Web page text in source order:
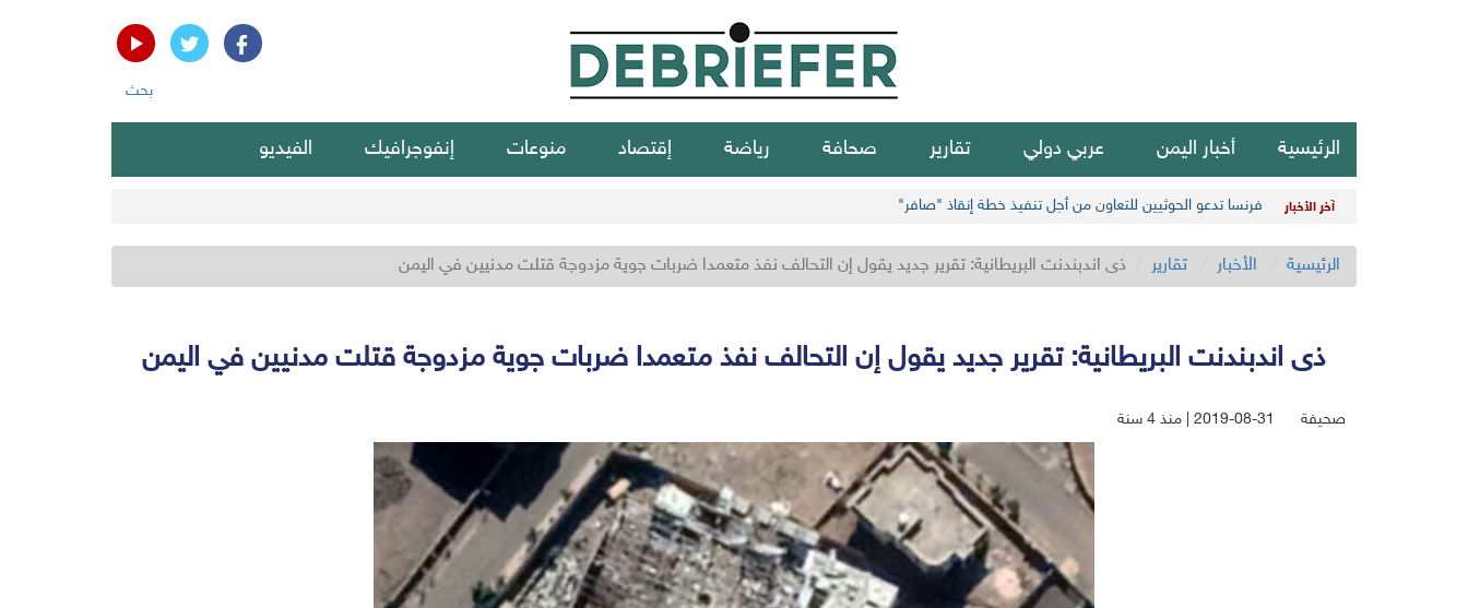
بحث
الرئيسية أخبار اليمن عربي دولي تقارير صحافة رياضة إقتصاد منوعات إنفوجرافيك الفيديو
آخر الأخبار فرنسا تدعو الحوثيين للتعاون من أجل تنفيذ خطة إنقاذ "صافر"
الرئيسية الأخبار تقارير ذى اندبندنت البريطانية: تقرير جديد يقول إن التحالف نفذ متعمدا ضربات جوية مزدوجة قتلت مدنيين في اليمن
ذى اندبندنت البريطانية: تقرير جديد يقول إن التحالف نفذ متعمدا ضربات جوية مزدوجة قتلت مدنيين في اليمن
صحيفة 2019-08-31 | منذ 4 سنة